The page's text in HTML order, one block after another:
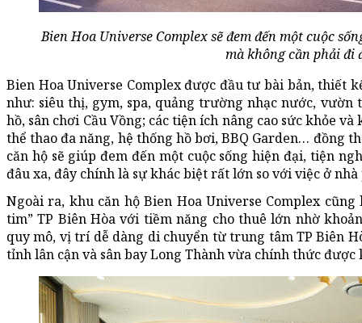
Bien Hoa Universe Complex sẽ đem đến một cuộc
mà không cần phải đi
Bien Hoa Universe Complex được đầu tư bài bản, thiết
như: siêu thị, gym, spa, quảng trường nhạc nước,
hồ, sân chơi Cầu Vồng; các tiện ích nâng cao sức khỏe
thể thao đa năng, hệ thống hồ bơi, BBQ Garden… đồng
căn hộ sẽ giúp đem đến một cuộc sống hiện đại, tiện
đâu xa, đây chính là sự khác biệt rất lớn so với việc ở nhà
Ngoài ra, khu căn hộ Bien Hoa Universe Complex
tim” TP Biên Hòa với tiềm năng cho thuê lớn nhờ
quy mô, vị trí dễ dàng di chuyển từ trung tâm TP Biên
tỉnh lân cận và sân bay Long Thành vừa chính thức được